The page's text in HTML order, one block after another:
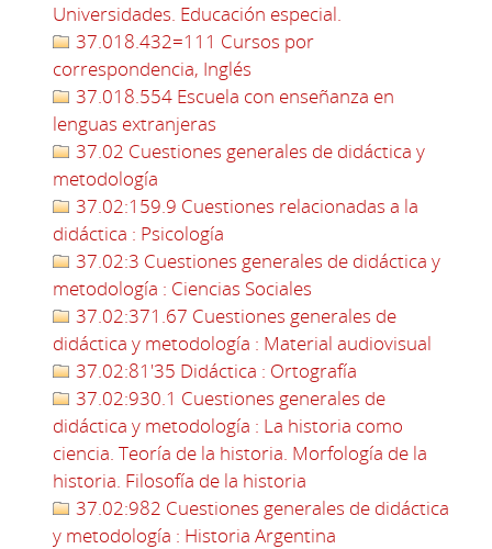
Universidades. Educación especial.
37.018.432=111 Cursos por
correspondencia, Inglés
37.018.554 Escuela con enseñanza en
lenguas extranjeras
37.02 Cuestiones generales de didáctica y
metodología
37.02:159.9 Cuestiones relacionadas a la
didáctica : Psicología
37.02:3 Cuestiones generales de didáctica y
metodología : Ciencias Sociales
37.02:371.67 Cuestiones generales de
didáctica y metodología : Material audiovisual
37.02:81'35 Didáctica : Ortografía
37.02:930.1 Cuestiones generales de
didáctica y metodología : La historia como
ciencia. Teoría de la historia. Morfología de la
historia. Filosofía de la historia
37.02:982 Cuestiones generales de didáctica
y metodología : Historia Argentina